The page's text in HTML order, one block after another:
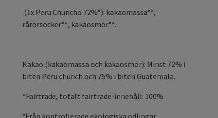
(1x Peru Chuncho 72%°): kakaomassa°*,
rårörsocker°*, kakaosmör°*.
Kakao (kakaomassa och kakaosmör): Minst 72% i
biten Peru chunch och 75% i biten Guatemala.
*Fairtrade, totalt fairtrade-innehåll: 100%
°Från kontrollerade ekologiska odlingar